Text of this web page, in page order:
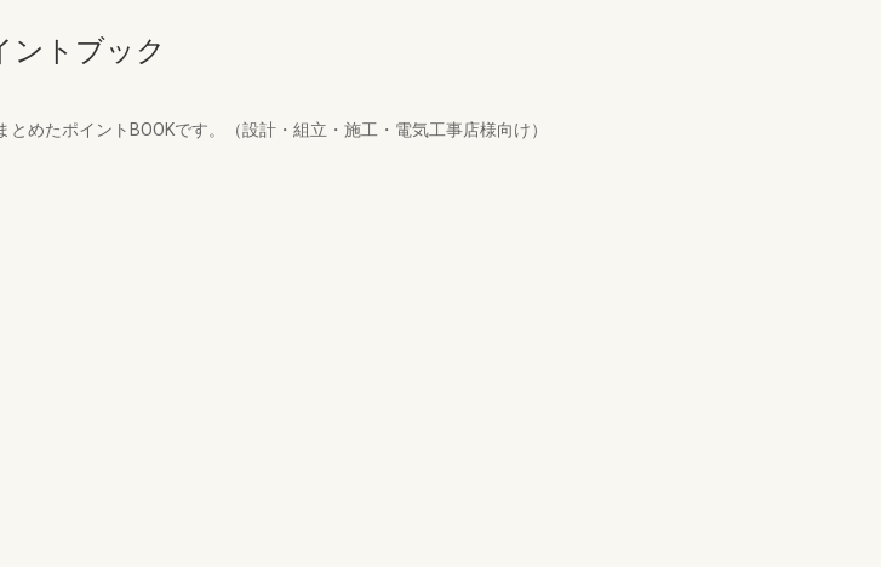
トブック
めたポイントBOOKです。（設計・組立・施工・電気工事店様向け）